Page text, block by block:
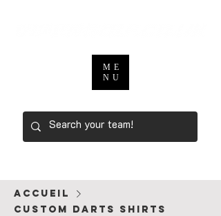
ME
NU
Accueil
CUSTOM DARTS SHIRTS